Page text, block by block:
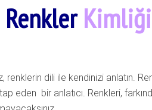
Renkler
renklerin dili ile kendinizi anlatın.
eden bir anlatıcı. Renkleri,